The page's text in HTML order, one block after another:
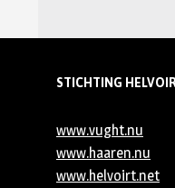
STICHTING
www.vught.nu
www.haaren.nu
www.helvoirt.net